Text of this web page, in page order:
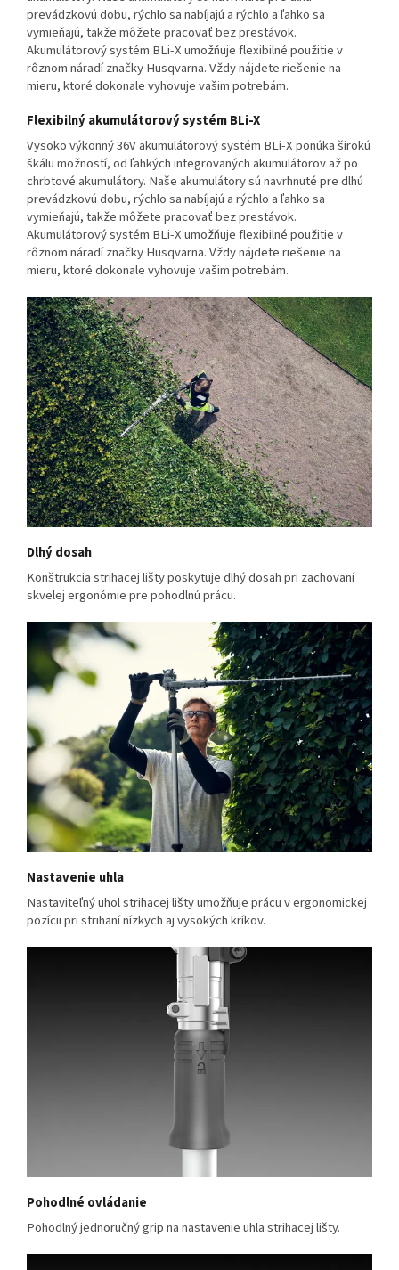
Flexibilný akumulátorový systém BLi-X
Vysoko výkonný 36V akumulátorový systém BLi-X ponúka širokú
škálu možností, od ľahkých integrovaných akumulátorov až po
chrbtové akumulátory. Naše akumulátory sú navrhnuté pre dlhú
prevádzkovú dobu, rýchlo sa nabíjajú a rýchlo a ľahko sa
vymieňajú, takže môžete pracovať bez prestávok.
Akumulátorový systém BLi-X umožňuje flexibilné použitie v
rôznom náradí značky Husqvarna. Vždy nájdete riešenie na
mieru, ktoré dokonale vyhovuje vašim potrebám.
Dlhý dosah
Konštrukcia strihacej lišty poskytuje dlhý dosah pri zachovaní
skvelej ergonómie pre pohodlnú prácu.
Nastavenie uhla
Nastaviteľný uhol strihacej lišty umožňuje prácu v ergonomickej
pozícii pri strihaní nízkych aj vysokých kríkov.
Pohodlné ovládanie
Pohodlný jednoručný grip na nastavenie uhla strihacej lišty.